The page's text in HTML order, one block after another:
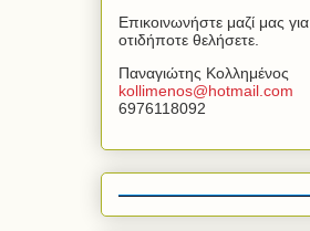
Επικοινωνήστε μαζί μας για
οτιδήποτε θελήσετε.
Παναγιώτης Κολλημένος
kollimenos@hotmail com
6976118092